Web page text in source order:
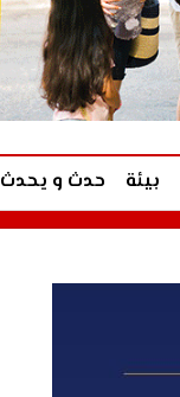
بيئة حدث و يحدث